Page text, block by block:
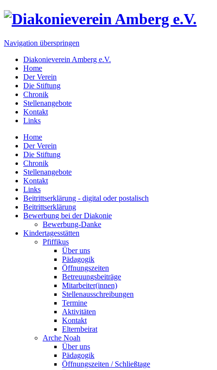
Navigation überspringen
Diakonieverein Amberg e.V.
Home
Der Verein
Die Stiftung
Chronik
Stellenangebote
Kontakt
Links
Home
Der Verein
Die Stiftung
Chronik
Stellenangebote
Kontakt
Links
Beitrittserklärung - digital oder postalisch
Beitrittserklärung
Bewerbung bei der Diakonie
Bewerbung-Danke
Kindertagesstätten
Pfiffikus
Über uns
Pädagogik
Öffnungszeiten
Betreuungsbeiträge
Mitarbeiter(innen)
Stellenausschreibungen
Termine
Aktivitäten
Kontakt
Elternbeirat
Arche Noah
Über uns
Pädagogik
Öffnungszeiten / Schließtage